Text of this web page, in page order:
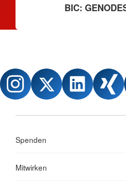
BIC:
Spenden
Mitwirken